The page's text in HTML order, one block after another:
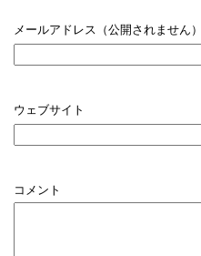
メールアドレス（公開されません）
ウェブサイト
コメント